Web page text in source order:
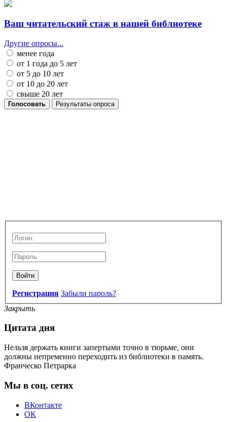
Ваш читательский стаж в нашей библиотеке
Другие опросы...
менее года
от 1 года до 5 лет
от 5 до 10 лет
от 10 до 20 лет
свыше 20 лет
Голосовать Результаты опроса
Войти
Регистрация Забыли пароль?
Закрыть
Цитата дня
Нельзя держать книги запертыми точно в тюрьме, они
должны непременно переходить из библиотеки в память.
Франческо Петрарка
Мы в соц. сетях
ВКонтакте
ОК